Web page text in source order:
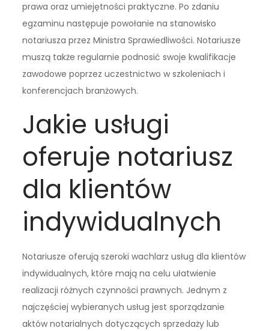
prawa oraz umiejętności praktyczne. Po zdaniu
egzaminu następuje powołanie na stanowisko
notariusza przez Ministra Sprawiedliwości. Notariusze
muszą także regularnie podnosić swoje kwalifikacje
zawodowe poprzez uczestnictwo w szkoleniach i
konferencjach branżowych.
Jakie usługi
oferuje notariusz
dla klientów
indywidualnych
Notariusze oferują szeroki wachlarz usług dla klientów
indywidualnych, które mają na celu ułatwienie
realizacji różnych czynności prawnych. Jednym z
najczęściej wybieranych usług jest sporządzanie
aktów notarialnych dotyczących sprzedaży lub